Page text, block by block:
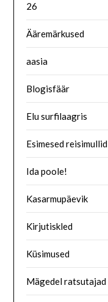
26
Ääremärkused
aasia
Blogisfäär
Elu surfilaagris
Esimesed reisimullid
Ida poole!
Kasarmupäevik
Kirjutiskled
Küsimused
Mägedel ratsutajad